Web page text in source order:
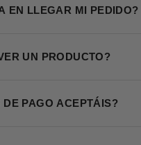
EN LLEGAR MI PEDIDO?
UN PRODUCTO?
DE PAGO ACEPTÁIS?